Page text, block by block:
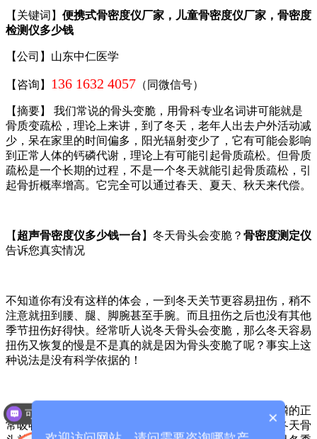
【关键词】 便携式骨密度仪厂家，儿童骨密度仪厂家，骨密度
检测仪多少钱
【公司】山东中仁医学
【咨询】 136 1632 4057 （同微信号）
【摘要】 我们常说的骨头变脆，用骨科专业名词讲可能就是
骨质变疏松，理论上来讲，到了冬天，老年人出去户外活动减
少，呆在家里的时间偏多，阳光辐射变少了，它有可能会影响
到正常人体的钙磷代谢，理论上有可能引起骨质疏松。但骨质
疏松是一个长期的过程，不是一个冬天就能引起骨质疏松，引
起骨折概率增高。它完全可以通过春天、夏天、秋天来代偿。
【 超声骨密度仪多少钱一台 】冬天骨头会变脆？ 骨密度测定仪
告诉您真实情况
不知道你有没有这样的体会，一到冬天关节更容易扭伤，稍不
注意就扭到腰、腿、脚腕甚至手腕。而且扭伤之后也没有其他
季节扭伤好得快。经常听人说冬天骨头会变脆，那么冬天容易
扭伤又恢复的慢是不是真的就是因为骨头变脆了呢？事实上这
种说法是没有科学依据的！
冬天很多人活动量减少，晒太阳也少了，会影响到钙、磷的正
常吸收和骨化作用，体内钙质流失较大，但是并不是说冬天骨
×